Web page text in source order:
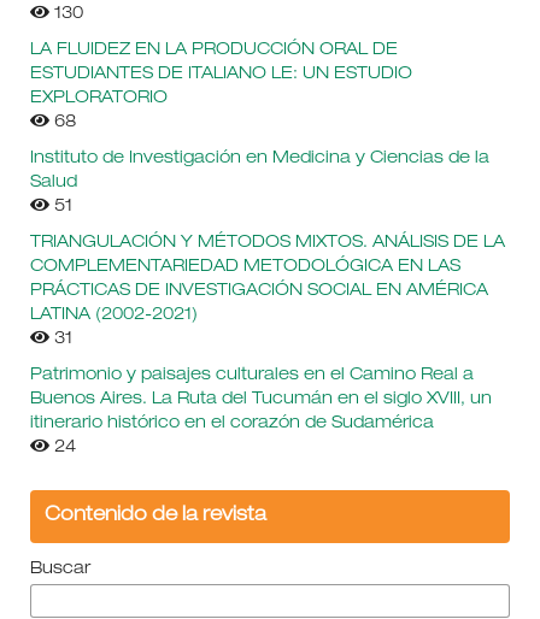
130
LA FLUIDEZ EN LA PRODUCCIÓN ORAL DE
ESTUDIANTES DE ITALIANO LE: UN ESTUDIO
EXPLORATORIO
68
Instituto de Investigación en Medicina y Ciencias de la
Salud
51
TRIANGULACIÓN Y MÉTODOS MIXTOS. ANÁLISIS DE LA
COMPLEMENTARIEDAD METODOLÓGICA EN LAS
PRÁCTICAS DE INVESTIGACIÓN SOCIAL EN AMÉRICA
LATINA (2002-2021)
31
Patrimonio y paisajes culturales en el Camino Real a
Buenos Aires. La Ruta del Tucumán en el siglo XVIII, un
itinerario histórico en el corazón de Sudamérica
24
Contenido de la revista
Buscar